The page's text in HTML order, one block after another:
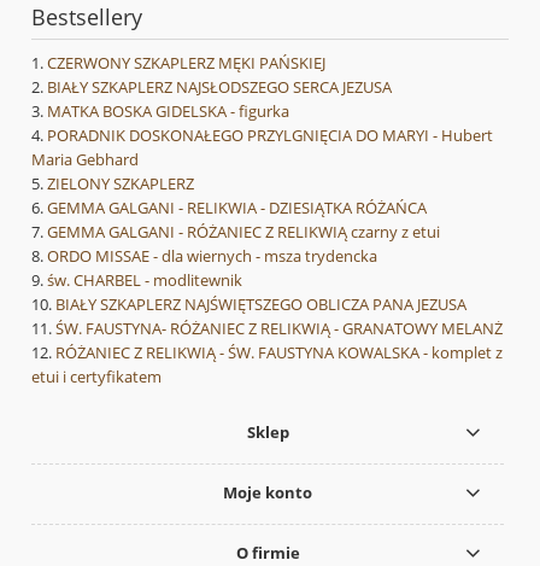
Bestsellery
CZERWONY SZKAPLERZ MĘKI PAŃSKIEJ
BIAŁY SZKAPLERZ NAJSŁODSZEGO SERCA JEZUSA
MATKA BOSKA GIDELSKA - figurka
PORADNIK DOSKONAŁEGO PRZYLGNIĘCIA DO MARYI - Hubert
Maria Gebhard
ZIELONY SZKAPLERZ
GEMMA GALGANI - RELIKWIA - DZIESIĄTKA RÓŻAŃCA
GEMMA GALGANI - RÓŻANIEC Z RELIKWIĄ czarny z etui
ORDO MISSAE - dla wiernych - msza trydencka
św. CHARBEL - modlitewnik
BIAŁY SZKAPLERZ NAJŚWIĘTSZEGO OBLICZA PANA JEZUSA
ŚW. FAUSTYNA- RÓŻANIEC Z RELIKWIĄ - GRANATOWY MELANŻ
RÓŻANIEC Z RELIKWIĄ - ŚW. FAUSTYNA KOWALSKA - komplet z
etui i certyfikatem
Sklep
Moje konto
O firmie